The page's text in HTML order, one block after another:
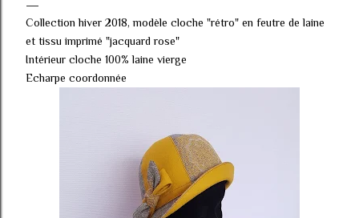
Collection hiver 2018, modèle cloche "rétro" en feutre de laine
et tissu imprimé "jacquard rose"
Intérieur cloche 100% laine vierge
Echarpe coordonnée